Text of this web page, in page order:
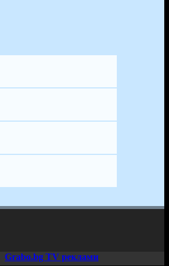
Grabo.bg TV реклами